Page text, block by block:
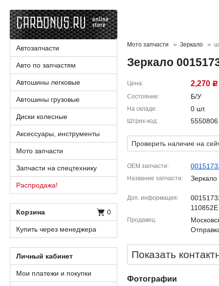
Мото запчасти Зеркало
Зеркало
Цена 2,270 Р
Состояние Б/У
На складе 0 шт.
Штрих-код 5550806
Проверить наличие на
OEM запчасти
Название запчасти Зеркало
Доп. информация
110852E
Продавец
Показать
Фотографии
Автозапчасти
Авто по запчастям
Автошины легковые
Автошины грузовые
Диски колесные
Аксессуары, инструменты
Мото запчасти
Запчасти на спецтехнику
Распродажа!
Корзина 0
Купить через менеджера
Личный кабинет
Мои платежи и покупки